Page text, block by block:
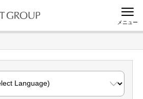
メニュー